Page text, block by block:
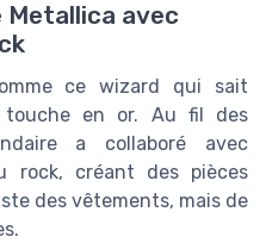
Metallica avec
ce wizard qui sait
en or. Au fil des
a collaboré avec
rock, créant des pièces
des vêtements, mais de